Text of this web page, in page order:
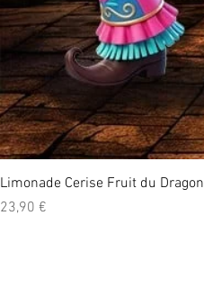
Limonade Cerise Fruit du Dragon
Prix
23,90 €